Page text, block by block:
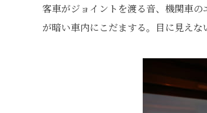
客車がジョイントを渡る音、機関車
が暗い車内にこだまする。目に見えな